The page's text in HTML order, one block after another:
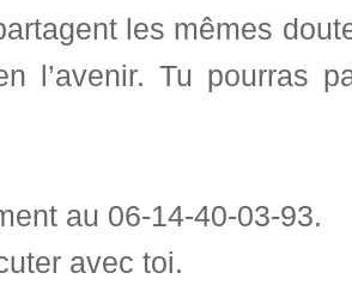
les mêmes
l’avenir. Tu pourras
au 06-14-40-03-93.
avec toi.